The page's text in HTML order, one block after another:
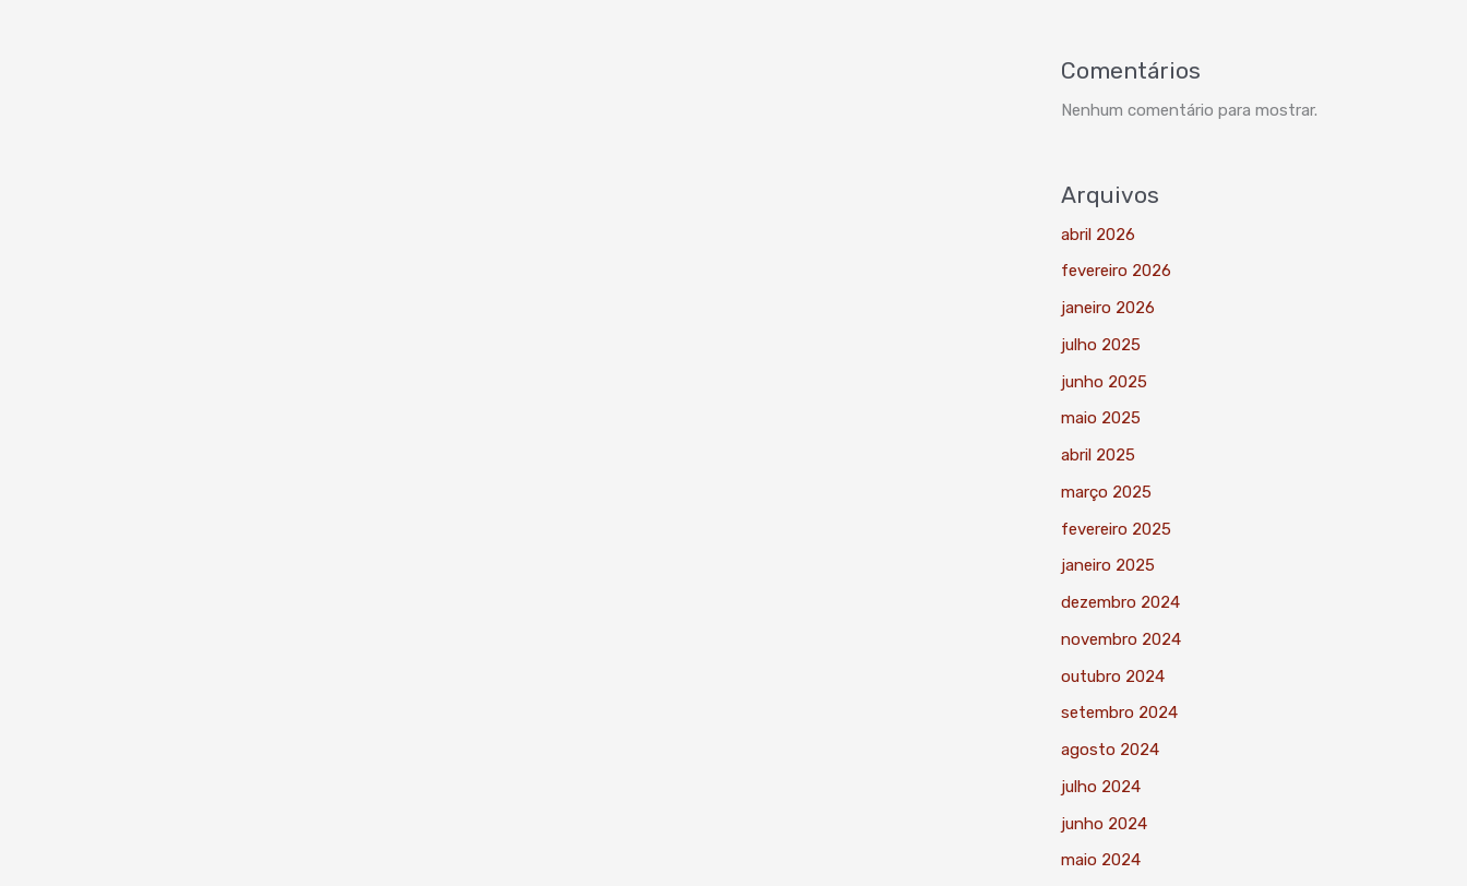
Comentários
Nenhum comentário para mostrar.
Arquivos
abril 2026
fevereiro 2026
janeiro 2026
julho 2025
junho 2025
maio 2025
abril 2025
março 2025
fevereiro 2025
janeiro 2025
dezembro 2024
novembro 2024
outubro 2024
setembro 2024
agosto 2024
julho 2024
junho 2024
maio 2024